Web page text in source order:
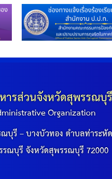
ารส่วนจังหวัดสุพรรณบุ
Organization
บุรี – บางบัวทอง ตำบลท่าระหั
รณบุรี จังหวัดสุพรรณบุรี 72000